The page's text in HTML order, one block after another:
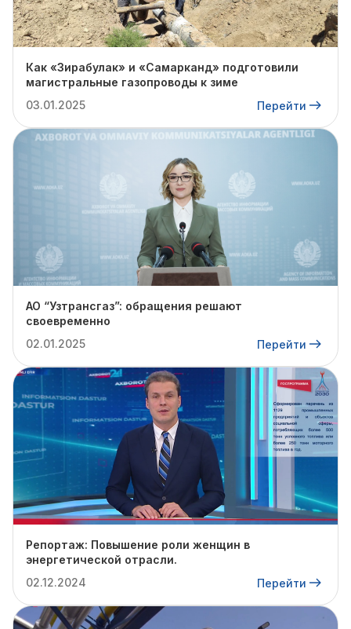
Как «Зирабулак» и «Самарканд» подготовили
магистральные газопроводы к зиме
03.01.2025
Перейти
АО “Узтрансгаз”: обращения решают
своевременно
02.01.2025
Перейти
Репортаж: Повышение роли женщин в
энергетической отрасли.
02.12.2024
Перейти